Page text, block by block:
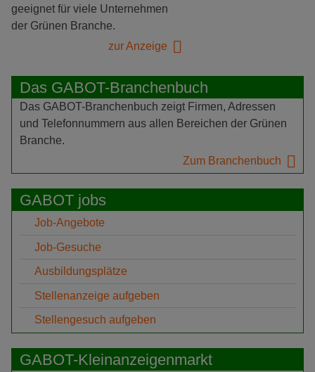
geeignet für viele Unternehmen
der Grünen Branche.
zur Anzeige
Das GABOT-Branchenbuch
Das GABOT-Branchenbuch zeigt Firmen, Adressen
und Telefonnummern aus allen Bereichen der Grünen
Branche.
Zum Branchenbuch
GABOT jobs
Job-Angebote
Job-Gesuche
Ausbildungsplätze
Stellenanzeige aufgeben
Stellengesuch aufgeben
GABOT-Kleinanzeigenmarkt